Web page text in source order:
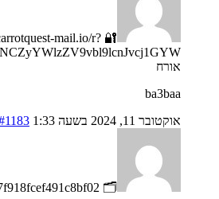
mail.io/r?
אורח
ba3baa
אוקטובר 11, 2024 בשעה 1:33 pm
🗂 Message; Transaction #KI83. CONFIRM >>> https://telegra.ph/Go-to-your-personal-cabinet-08-25?hs=8664c520642b9e7f918fcef491c8bf02& 🗂